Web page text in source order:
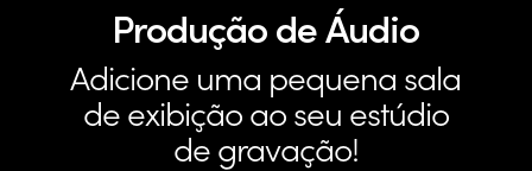
Produção de Áudio
Adicione uma pequena sala
de exibiçãoao seu estúdio
de gravação!